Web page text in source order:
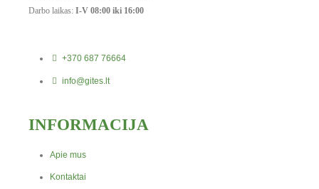
Darbo laikas: I-V 08:00 iki 16:00
+370 687 76664
info@gites.lt
INFORMACIJA
Apie mus
Kontaktai